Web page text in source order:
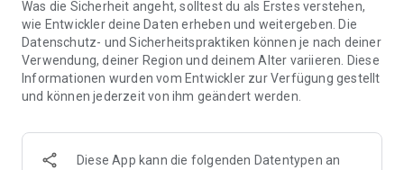
Erhalten Sie Live-Ergebnisse auf Landes- und
Kommunalebene und vergleichen Sie die Daten von 2026
ganz einfach mit denen vergangener Wahlen.
VERFOLGEN SIE LIVE-UPDATES.
Richten Sie individuelle Benachrichtigungen ein, um keine
Informationen.
Was die Sicherheit angeht, solltest du als Erstes verstehen,
wie Entwickler deine Daten erheben und weitergeben. Die
Datenschutz- und Sicherheitspraktiken können je nach deiner
Verwendung, deiner Region und deinem Alter variieren. Diese
Informationen wurden vom Entwickler zur Verfügung gestellt
und können jederzeit von ihm geändert werden.
Diese App kann die folgenden Datentypen an